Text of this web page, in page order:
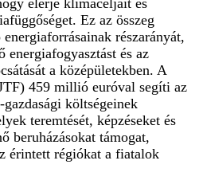
elérje klímacéljait és
Ez az összeg
részarányát,
energiafogyasztást és az
a középületekben. A
459 millió euróval segíti az
költségeinek
teremtését, képzéseket és
beruházásokat támogat,
érintett régiókat a fiatalok